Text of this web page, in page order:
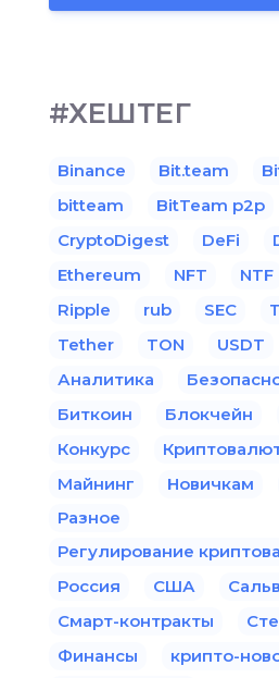
#ХЕШТЕГ
Binance Bit.team
bitteam
BitTeam p2p
CryptoDigest
DeFi
Ethereum
NFT NTF
Ripple
rub SEC
Tether
TON
USDT
Аналитика
Биткоин
Блокчейн
Конкурс
Майнинг
Новичкам
Разное
Регулирование
Россия
США
Смарт-контракты
Финансы
крипто-